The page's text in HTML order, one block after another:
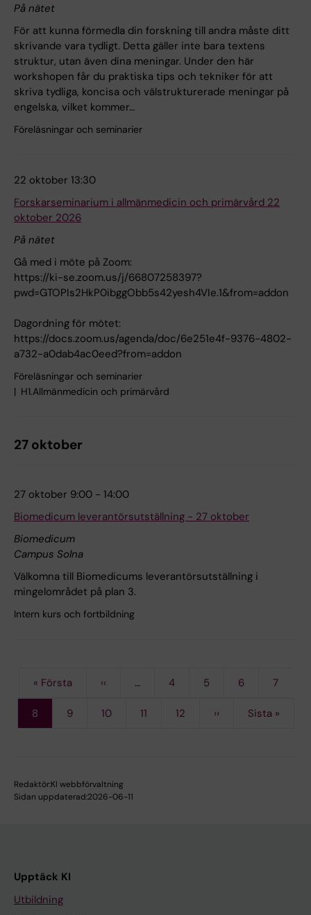
På nätet
För att kunna förmedla din forskning till andra måste ditt
skrivande vara tydligt. Detta gäller inte bara textens
struktur, utan även dina meningar. Under den här
workshopen får du praktiska tips och tekniker för att
skriva tydliga, koncisa och välstrukturerade meningar på
engelska, vilket kommer…
Föreläsningar och seminarier
22 oktober 13:30
Forskarseminarium i allmänmedicin och primärvård 22
oktober 2026
På nätet
Gå med i möte på Zoom:
https://ki-se.zoom.us/j/66807258397?
pwd=GTOPIs2HkP0ibggObb5s42yesh4VIe.1&from=addon
Dagordning för mötet:
https://docs.zoom.us/agenda/doc/6e251e4f-9376-4802-
a732-a0dab4ac0eed?from=addon
Föreläsningar och seminarier
H1.Allmänmedicin och primärvård
27 oktober
27 oktober 9:00 - 14:00
Biomedicum leverantörsutställning - 27 oktober
Biomedicum
Campus Solna
Välkomna till Biomedicums leverantörsutställning i
mingelområdet på plan 3.
Intern kurs och fortbildning
First
page
« Första
Previous
‹‹ … Page
4 Page
5 Page
6 Page
7
Current
page
8 Page
9 Page
10 Page
11 Page
12
Next
››
Last
Sista »
Redaktör:KI webbförvaltning
Sidan uppdaterad:2026-06-11
Upptäck KI
Utbildning